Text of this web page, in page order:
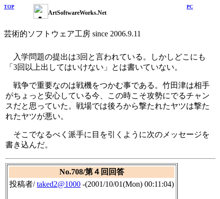
TOP PC
ArtSoftwareWorks.Net
芸術的ソフトウェア工房 since 2006.9.11
入学問題の提出は3回と言われている。しかしどこにも
「3回以上出してはいけない」とは書いていない。
戦争で重要なのは戦機をつかむ事である。竹田津は相手
がちょっと安心している今、この時こそ攻勢にでるチャン
スだと思っていた。戦場では後ろから撃たれたヤツは撃た
れたヤツが悪い。
そこでなるべく派手に目を引くように次のメッセージを
書き込んだ。
No.708/第４回回答
投稿者/taked2@1000 -(2001/10/01(Mon) 00:11:04)